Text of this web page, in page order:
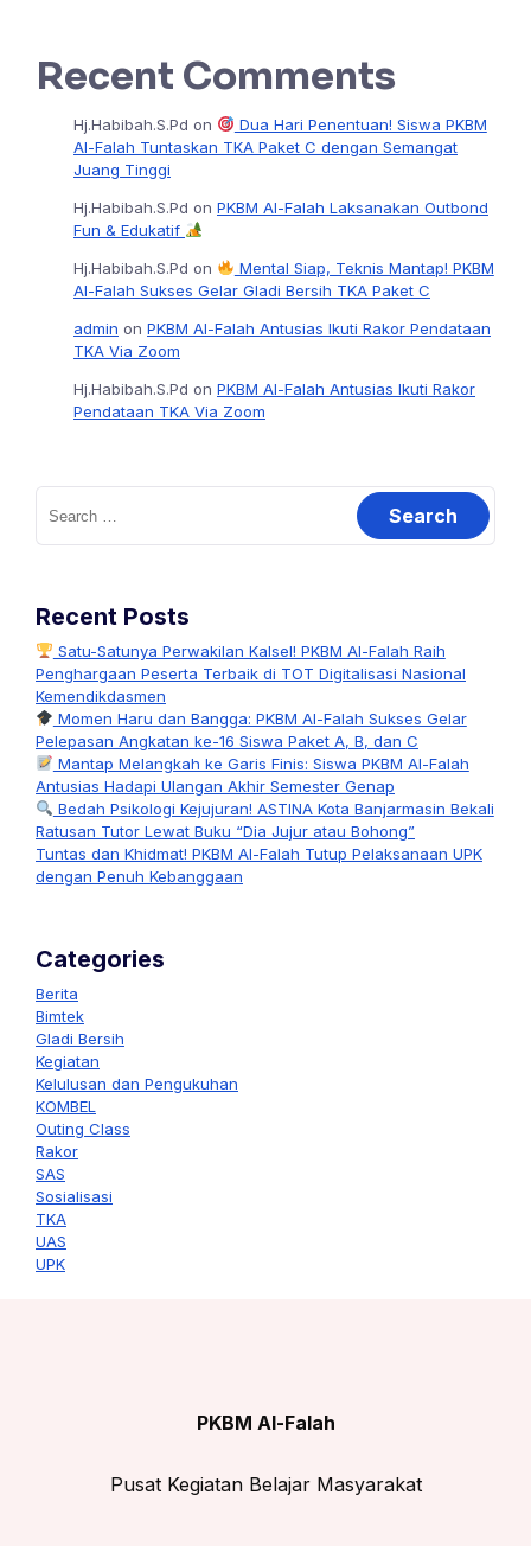
Recent Comments
Hj.Habibah.S.Pd on
Dua Hari Penentuan! Siswa PKBM
Al-Falah Tuntaskan TKA Paket C dengan Semangat
Juang Tinggi
Hj.Habibah.S.Pd on PKBM Al-Falah Laksanakan Outbond
Fun & Edukatif
Hj.Habibah.S.Pd on
Mental Siap, Teknis Mantap! PKBM
Al-Falah Sukses Gelar Gladi Bersih TKA Paket C
admin on PKBM Al-Falah Antusias Ikuti Rakor Pendataan
TKA Via Zoom
Hj.Habibah.S.Pd on PKBM Al-Falah Antusias Ikuti Rakor
Pendataan TKA Via Zoom
Search
for:
Recent Posts
Satu-Satunya Perwakilan Kalsel! PKBM Al-Falah Raih
Penghargaan Peserta Terbaik di TOT Digitalisasi Nasional
Kemendikdasmen
Momen Haru dan Bangga: PKBM Al-Falah Sukses Gelar
Pelepasan Angkatan ke-16 Siswa Paket A, B, dan C
Mantap Melangkah ke Garis Finis: Siswa PKBM Al-Falah
Antusias Hadapi Ulangan Akhir Semester Genap
Bedah Psikologi Kejujuran! ASTINA Kota Banjarmasin Bekali
Ratusan Tutor Lewat Buku “Dia Jujur atau Bohong”
Tuntas dan Khidmat! PKBM Al-Falah Tutup Pelaksanaan UPK
dengan Penuh Kebanggaan
Categories
Berita
Bimtek
Gladi Bersih
Kegiatan
Kelulusan dan Pengukuhan
KOMBEL
Outing Class
Rakor
SAS
Sosialisasi
TKA
UAS
UPK
PKBM Al-Falah
Pusat Kegiatan Belajar Masyarakat